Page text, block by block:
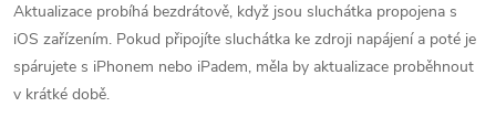
Aktualizace probíhá bezdrátově, když jsou sluchátka propojena s
iOS zařízením. Pokud připojíte sluchátka ke zdroji napájení a poté je
spárujete s iPhonem nebo iPadem, měla by aktualizace proběhnout
v krátké době.